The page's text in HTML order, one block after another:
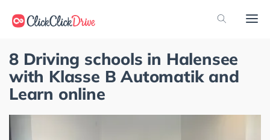
8 Driving schools in Halensee
with Klasse B Automatik and
Learn online